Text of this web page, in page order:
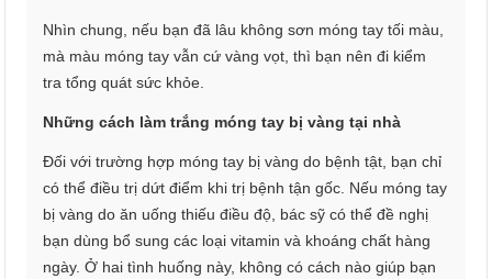
Nhìn chung, nếu bạn đã lâu không sơn móng tay tối màu,
mà màu móng tay vẫn cứ vàng vọt, thì bạn nên đi kiểm
tra tổng quát sức khỏe.
Những cách làm trắng móng tay bị vàng tại nhà
Đối với trường hợp móng tay bị vàng do bệnh tật, bạn chỉ
có thể điều trị dứt điểm khi trị bệnh tận gốc. Nếu móng tay
bị vàng do ăn uống thiếu điều độ, bác sỹ có thể đề nghị
bạn dùng bổ sung các loại vitamin và khoáng chất hàng
ngày. Ở hai tình huống này, không có cách nào giúp bạn